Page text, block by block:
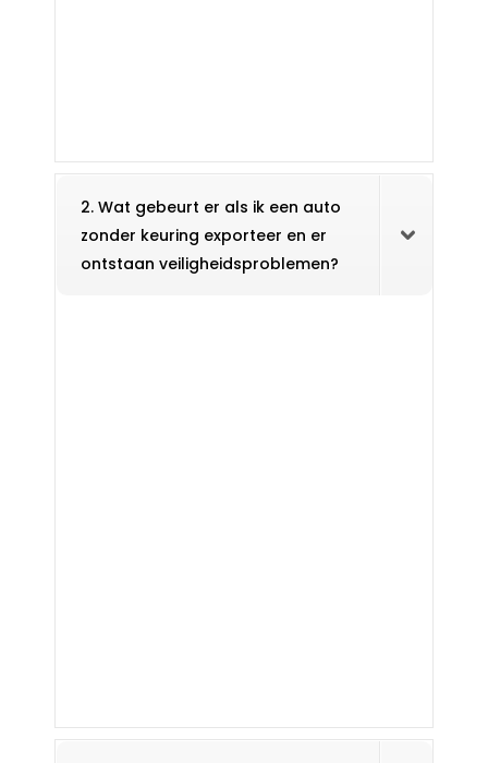
2. Wat gebeurt er als ik een auto
zonder keuring exporteer en er
ontstaan veiligheidsproblemen?